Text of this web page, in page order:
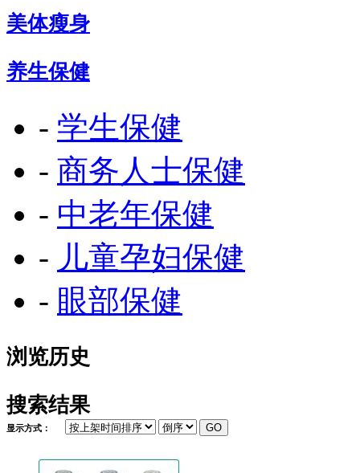
美体瘦身
养生保健
- 学生保健
- 商务人士保健
- 中老年保健
- 儿童孕妇保健
- 眼部保健
浏览历史
搜索结果
显示方式：